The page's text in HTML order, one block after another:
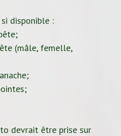
si disponible :
(mâle, femelle,
devrait être prise sur